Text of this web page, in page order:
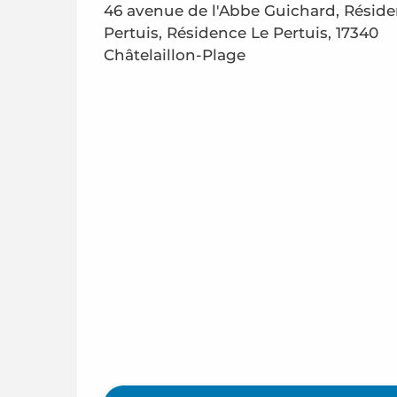
46 avenue de l'Abbe Guichard,
Pertuis, Résidence Le Pertuis, 17340
Châtelaillon-Plage